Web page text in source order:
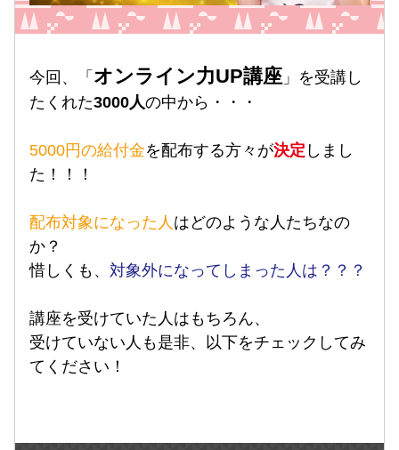
今回、「 オンライン力UP講座 」を受講し
たくれた3000人の中から・・・
5000円の給付金を配布する方々が決定 しまし
た！！！
配布対象になった人 はどのような人たちなの
か？
惜しくも、 対象外になってしまった人 は？？？
講座を受けていた人はもちろん、
受けていない人も是非、以下をチェックしてみ
てください！